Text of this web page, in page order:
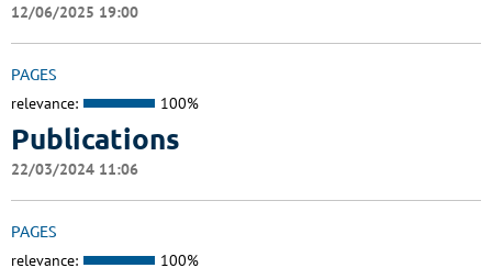
12/06/2025 19:00
PAGES
relevance: 100%
Publications
22/03/2024 11:06
PAGES
relevance: 100%